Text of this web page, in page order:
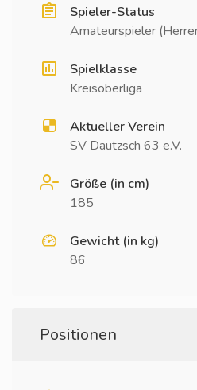
Spieler-Status
Amateurspieler
Spielklasse
Kreisoberliga
Aktueller Verein
SV Dautzsch 63 e.V.
Größe (in cm)
185
Gewicht (in kg)
86
Positionen